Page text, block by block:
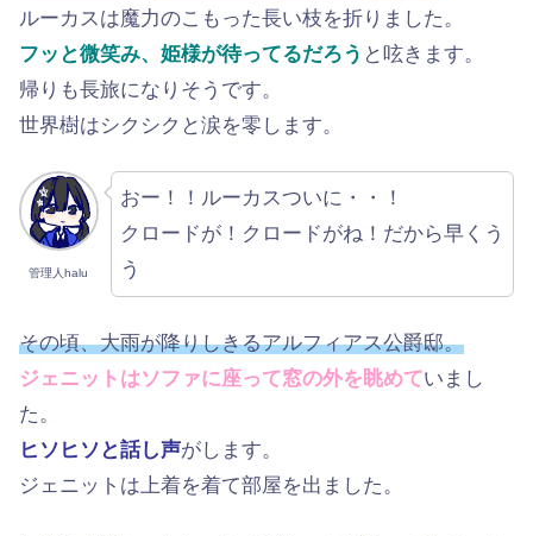
ルーカスは魔力のこもった長い枝を折りました。
フッと微笑み、姫様が待ってるだろう と呟きます。
帰りも長旅になりそうです。
世界樹はシクシクと涙を零します。
管理人halu
おー！！ルーカスついに・・！
クロードが！クロードがね！だから早くう
う
その頃、大雨が降りしきるアルフィアス公爵邸。
ジェニットはソファに座って窓の外を眺めていまし
た。
ヒソヒソと話し声がします。
ジェニットは上着を着て部屋を出ました。